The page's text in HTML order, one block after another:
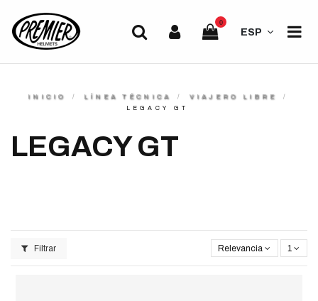
0
ESP
INICIO LÍNEA TÉCNICA
VIAJERO LIBRE
LEGACY GT
LEGACY GT
Filtrar Relevancia 1